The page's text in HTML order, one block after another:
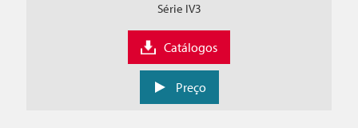
Série IV3
Catálogos
Preço